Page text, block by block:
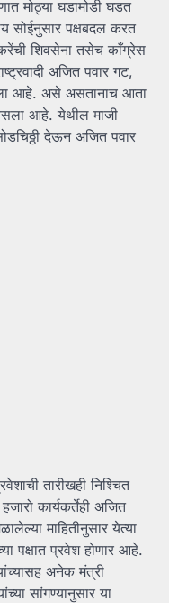
मोठ्या घडामोडी घडत
पक्षबदल करत
शिवसेना तसेच काँग्रेस
अजित पवार गट,
आहे. असे असतानाच आता
आहे. येथील माजी
देऊन अजित पवार
तारीखही निश्चित
कार्यकर्तेही अजित
माहितीनुसार येत्या
पक्षात प्रवेश होणार आहे.
अनेक मंत्री
सांगण्यानुसार या